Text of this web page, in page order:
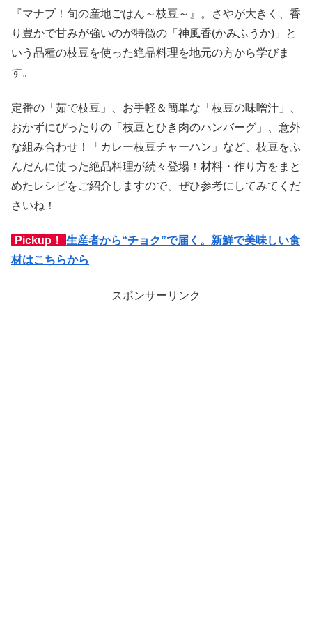
『マナブ！旬の産地ごはん～枝豆～』。さやが大きく、香
り豊かで甘みが強いのが特徴の「神風香(かみふうか)」と
いう品種の枝豆を使った絶品料理を地元の方から学びま
す。
定番の「茹で枝豆」、お手軽＆簡単な「枝豆の味噌汁」、
おかずにぴったりの「枝豆とひき肉のハンバーグ」、意外
な組み合わせ！「カレー枝豆チャーハン」など、枝豆をふ
んだんに使った絶品料理が続々登場！材料・作り方をまと
めたレシピをご紹介しますので、ぜひ参考にしてみてくだ
さいね！
Pickup！
生産者から“チョク”で届く。新鮮で美味しい食
材はこちらから
スポンサーリンク